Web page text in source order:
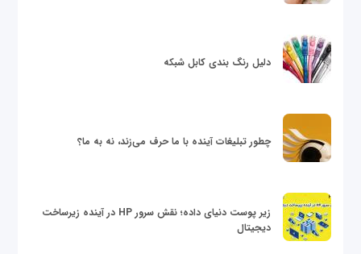
دلیل رنگ بندی کابل شبکه
چطور تبلیغات آینده با ما حرف می‌زند، نه به ما؟
زیر پوست دنیای داده؛ نقش سرور HP در آینده زیرساخت
دیجیتال